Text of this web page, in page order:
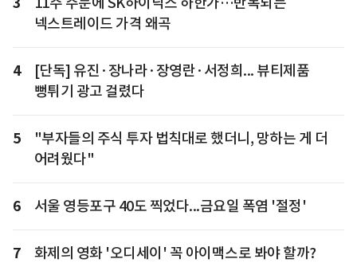
넥스트레이드 가격 왜곡
4
[단독] 유진·장나라·장영란·서정희... 뷰티제품
뻥튀기 광고 걸렸다
5
"부자들의 주식 투자 법칙대로 했더니, 망하는 게 더
어려웠다"
6 서울 영등포구 40도 찍었다...금요일 폭염 '절정'
7 화제의 영화 '오디세이' 꼭 아이맥스로 봐야 할까?